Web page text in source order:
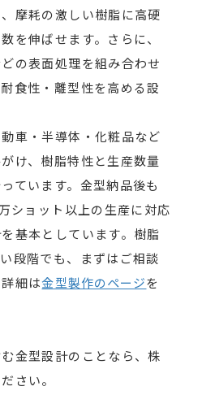
摩耗の激しい樹脂に高硬
を伸ばせます。さらに、
の表面処理を組み合わせ
食性・離型性を高める設
車・半導体・化粧品など
け、樹脂特性と生産数量
ています。金型納品後も
ショット以上の生産に対応
基本としています。樹脂
段階でも、まずはご相談
細は金型製作のページを
金型設計のことなら、株
さい。